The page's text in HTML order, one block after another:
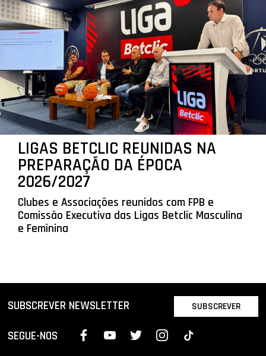
LIGAS BETCLIC REUNIDAS NA
PREPARAÇÃO DA ÉPOCA
2026/2027
Clubes e Associações reunidos com FPB e
Comissão Executiva das Ligas Betclic Masculina
e Feminina
SUBSCREVER NEWSLETTER SUBSCREVER
SEGUE-NOS